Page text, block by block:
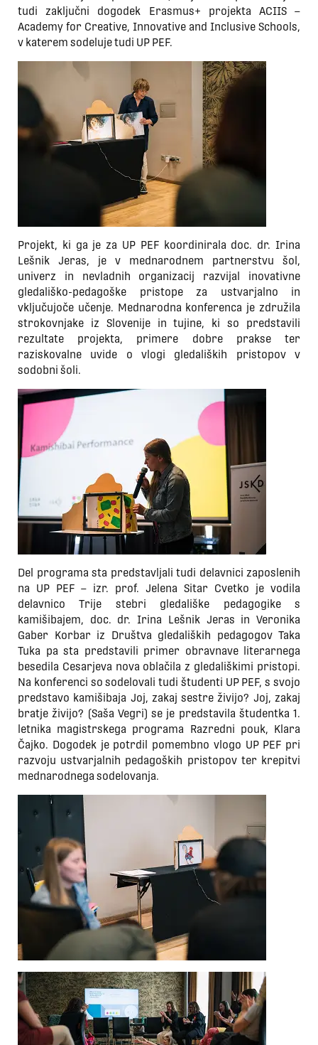
tudi zaključni dogodek Erasmus+ projekta ACIIS –
Academy for Creative, Innovative and Inclusive Schools,
v katerem sodeluje tudi UP PEF.
Projekt, ki ga je za UP PEF koordinirala doc. dr. Irina
Lešnik Jeras, je v mednarodnem partnerstvu šol,
univerz in nevladnih organizacij razvijal inovativne
gledališko-pedagoške pristope za ustvarjalno in
vključujoče učenje. Mednarodna konferenca je združila
strokovnjake iz Slovenije in tujine, ki so predstavili
rezultate projekta, primere dobre prakse ter
raziskovalne uvide o vlogi gledaliških pristopov v
sodobni šoli.
Del programa sta predstavljali tudi delavnici zaposlenih
na UP PEF – izr. prof. Jelena Sitar Cvetko je vodila
delavnico Trije stebri gledališke pedagogike s
kamišibajem, doc. dr. Irina Lešnik Jeras in Veronika
Gaber Korbar iz Društva gledaliških pedagogov Taka
Tuka pa sta predstavili primer obravnave literarnega
besedila Cesarjeva nova oblačila z gledališkimi pristopi.
Na konferenci so sodelovali tudi študenti UP PEF, s svojo
predstavo kamišibaja Joj, zakaj sestre živijo? Joj, zakaj
bratje živijo? (Saša Vegri) se je predstavila študentka 1.
letnika magistrskega programa Razredni pouk, Klara
Čajko. Dogodek je potrdil pomembno vlogo UP PEF pri
razvoju ustvarjalnih pedagoških pristopov ter krepitvi
mednarodnega sodelovanja.